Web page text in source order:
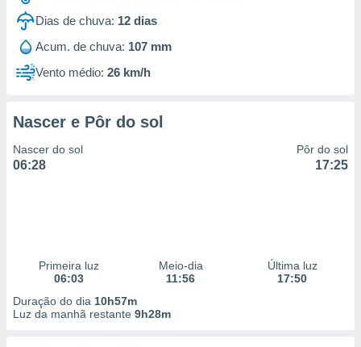
estudos
1199
Dias de chuva: 12 dias
Acum. de chuva: 107 mm
Vento médio: 26 km/h
Nascer e Pôr do sol
Nascer do sol
06:28
Pôr do sol
17:25
Primeira luz
06:03
Meio-dia
11:56
Última luz
17:50
Duração do dia 10h57m
Luz da manhã restante 9h28m